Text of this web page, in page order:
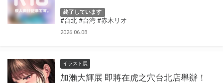
終了しています
#台北 #台湾 #赤木リオ
2026.06.08
イラスト展
加瀨大輝展 即將在虎之穴台北店舉辦！